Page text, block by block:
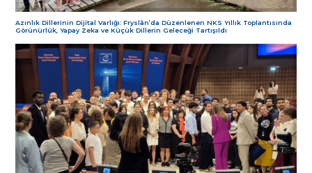
Azınlık Dillerinin Dijital Varlığı: Fryslân’da Düzenlenen NKS Yıllık Toplantısında
Görünürlük, Yapay Zeka ve Küçük Dillerin Geleceği Tartışıldı